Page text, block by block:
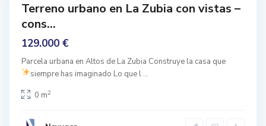
Terreno urbano en La Zubia con vistas –
cons...
129.000 €
Parcela urbana en Altos de La Zubia Construye la casa que
siempre has imaginado Lo que l ...
0 m2
t
r
,
L
a
Z
u
t
o
s
d
l